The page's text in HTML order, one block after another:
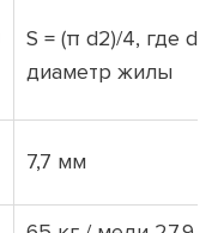
S = (π d2)/4, где d —
диаметр жилы
7,7 мм